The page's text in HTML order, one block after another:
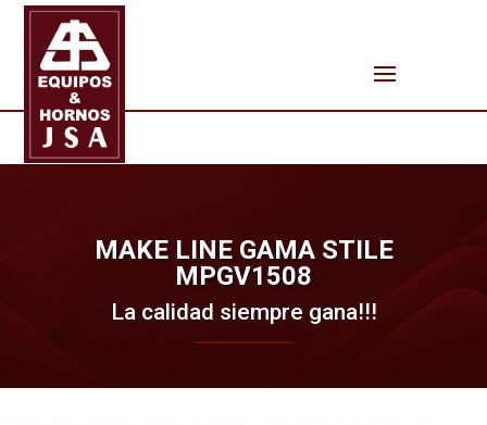
MAKE LINE GAMA STILE
MPGV1508
La calidad siempre gana!!!